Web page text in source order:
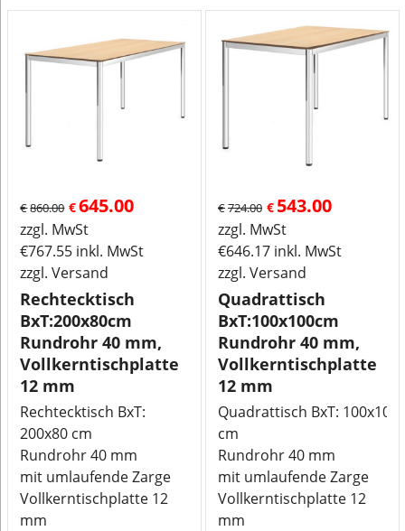
€860.00 €645.00
zzgl. MwSt
€767.55 inkl. MwSt
zzgl. Versand
Rechtecktisch
BxT:200x80cm
Rundrohr 40 mm,
Vollkerntischplatte
12 mm
Rechtecktisch BxT:
200x80 cm
Rundrohr 40 mm
mit umlaufende Zarge
Vollkerntischplatte 12
mm
€724.00 € 543.00
zzgl. MwSt
€646.17 inkl. MwSt
zzgl. Versand
Quadrattisch
BxT:100x100cm
Rundrohr 40 mm,
Vollkerntischplatte
12 mm
Quadrattisch BxT: 100x100
cm
Rundrohr 40 mm
mit umlaufende Zarge
Vollkerntischplatte 12
mm